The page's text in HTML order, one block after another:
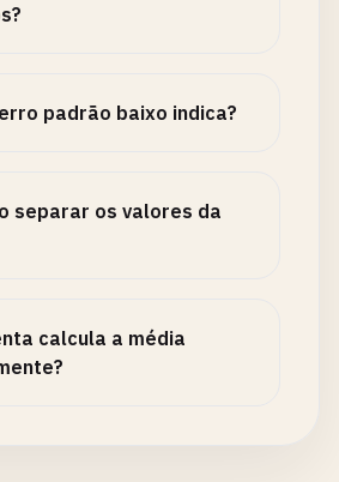
padrão baixo indica?
separar os valores da
calcula a média